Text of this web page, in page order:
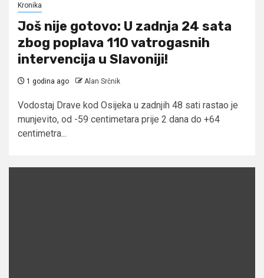
Kronika
Još nije gotovo: U zadnja 24 sata
zbog poplava 110 vatrogasnih
intervencija u Slavoniji!
1 godina ago Alan Srčnik
Vodostaj Drave kod Osijeka u zadnjih 48 sati rastao je
munjevito, od -59 centimetara prije 2 dana do +64
centimetra...